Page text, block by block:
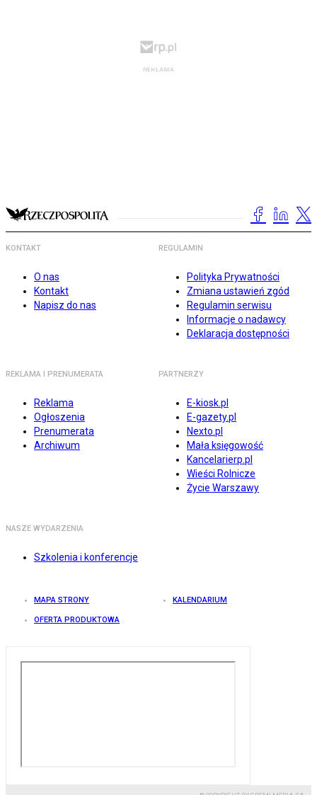
KONTAKT
O nas
Kontakt
Napisz do nas
REGULAMIN
Polityka Prywatności
Zmiana ustawień zgód
Regulamin serwisu
Informacje o nadawcy
Deklaracja dostępności
REKLAMA I PRENUMERATA
Reklama
Ogłoszenia
Prenumerata
Archiwum
PARTNERZY
E-kiosk.pl
E-gazety.pl
Nexto.pl
Mała księgowość
Kancelarierp.pl
Wieści Rolnicze
Życie Warszawy
NASZE WYDARZENIA
Szkolenia i konferencje
MAPA STRONY KALENDARIUM
OFERTA PRODUKTOWA